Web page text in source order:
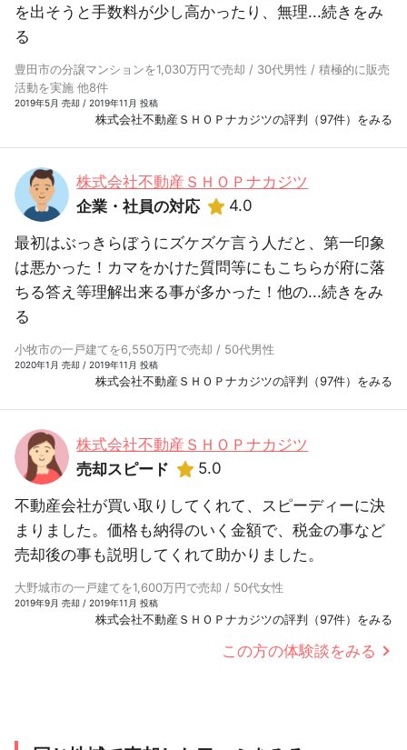
を出そうと手数料が少し高かったり、無理...続きをみ
る
豊田市の分譲マンションを1,030万円で売却 / 30代男性 / 積極的に販売
活動を実施 他8件
2019年5月 売却 / 2019年11月 投稿
株式会社不動産ＳＨＯＰナカジツの評判（97件）をみる
株式会社不動産ＳＨＯＰナカジツ
企業・社員の対応
4.0
最初はぶっきらぼうにズケズケ言う人だと、第一印象
は悪かった！カマをかけた質問等にもこちらが府に落
ちる答え等理解出来る事が多かった！他の...続きをみ
る
小牧市の一戸建てを6,550万円で売却 / 50代男性
2020年1月 売却 / 2019年11月 投稿
株式会社不動産ＳＨＯＰナカジツの評判（97件）をみる
株式会社不動産ＳＨＯＰナカジツ
売却スピード
5.0
不動産会社が買い取りしてくれて、スピーディーに決
まりました。価格も納得のいく金額で、税金の事など
売却後の事も説明してくれて助かりました。
大野城市の一戸建てを1,600万円で売却 / 50代女性
2019年9月 売却 / 2019年11月 投稿
株式会社不動産ＳＨＯＰナカジツの評判（97件）をみる
この方の体験談をみる